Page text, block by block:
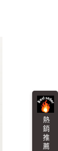
熱 銷 推 薦